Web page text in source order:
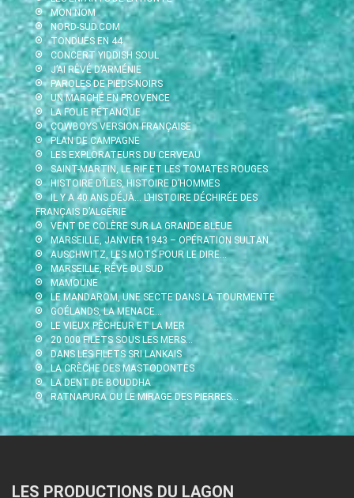
MON NOM
NORD-SUD.COM
TONDUES EN 44
CONCERT YIDDISH SOUL
J’AI RÊVÉ D’ARMÉNIE
PAROLES DE PIEDS-NOIRS
UN MARCHÉ EN PROVENCE
LA FOLIE PÉTANQUE
COWBOYS VERSION FRANÇAISE
PLAN DE CAMPAGNE
LES EXPLORATEURS DU CERVEAU
SAINT-MARTIN, LE RIF ET LES TOMATES ROUGES
HISTOIRE D’ÎLES, HISTOIRE D’HOMMES
IL Y A 40 ANS DÉJÀ… L’HISTOIRE DÉCHIRÉE DES
FRANÇAIS D’ALGÉRIE
VENT DE COLÈRE SUR LA GRANDE BLEUE
MARSEILLE, JANVIER 1943 – OPÉRATION SULTAN
AUSCHWITZ, LES MOTS POUR LE DIRE…
MARSEILLE, RÊVE DU SUD
MAMOUNE
LE MANDAROM, UNE SECTE DANS LA TOURMENTE
GOÉLANDS, LA MENACE…
LE VIEUX PÊCHEUR ET LA MER
20 000 FILETS SOUS LES MERS…
DANS LES FILETS SRI LANKAIS
LA CRÈCHE DES MASTODONTES
LA DENT DE BOUDDHA
RATNAPURA OU LE MIRAGE DES PIERRES…
LES PRODUCTIONS DU LAGON